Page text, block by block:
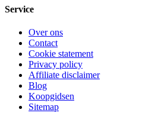
Service
Over ons
Contact
Cookie statement
Privacy policy
Affiliate disclaimer
Blog
Koopgidsen
Sitemap